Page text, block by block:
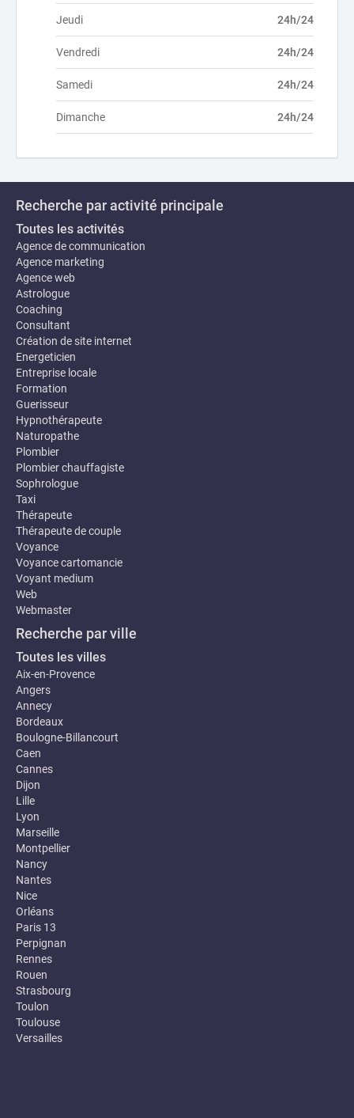
Jeudi 24h/24
Vendredi 24h/24
Samedi 24h/24
Dimanche 24h/24
Recherche par activité principale
Toutes les activités
Agence de communication
Agence marketing
Agence web
Astrologue
Coaching
Consultant
Création de site internet
Energeticien
Entreprise locale
Formation
Guerisseur
Hypnothérapeute
Naturopathe
Plombier
Plombier chauffagiste
Sophrologue
Taxi
Thérapeute
Thérapeute de couple
Voyance
Voyance cartomancie
Voyant medium
Web
Webmaster
Recherche par ville
Toutes les villes
Aix-en-Provence
Angers
Annecy
Bordeaux
Boulogne-Billancourt
Caen
Cannes
Dijon
Lille
Lyon
Marseille
Montpellier
Nancy
Nantes
Nice
Orléans
Paris 13
Perpignan
Rennes
Rouen
Strasbourg
Toulon
Toulouse
Versailles